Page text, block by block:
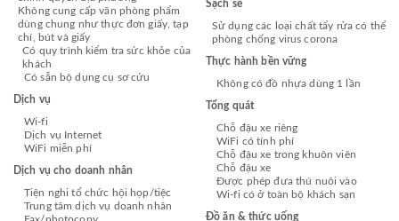
Không cung cấp văn phòng phẩm
dùng chung như thực đơn giấy, tạp
chí, bút và giấy
Có quy trình kiểm tra sức khỏe của
khách
Có sẵn bộ dụng cụ sơ cứu
Dịch vụ
Wi-fi
Dịch vụ Internet
WiFi miễn phí
Dịch vụ cho doanh nhân
Tiện nghi tổ chức hội họp/tiệc
Trung tâm dịch vụ doanh nhân
Fax/photocopy
Sạch sẽ
Sử dụng các loại chất tẩy rửa có thể
phòng chống virus corona
Thực hành bền vững
Không có đồ nhựa dùng 1 lần
Tổng quát
Chỗ đậu xe riêng
WiFi có tính phí
Chỗ đậu xe trong khuôn viên
Chỗ đậu xe
Được phép đưa thú nuôi vào
Wi-fi có ở toàn bộ khách sạn
Đồ ăn & thức uống